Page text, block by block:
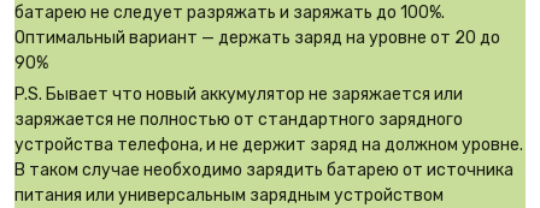
батарею не следует разряжать и заряжать до 100%.
Оптимальный вариант — держать заряд на уровне от 20 до
90%
P.S. Бывает что новый аккумулятор не заряжается или
заряжается не полностью от стандартного зарядного
устройства телефона, и не держит заряд на должном уровне.
В таком случае необходимо зарядить батарею от источника
питания или универсальным зарядным устройством